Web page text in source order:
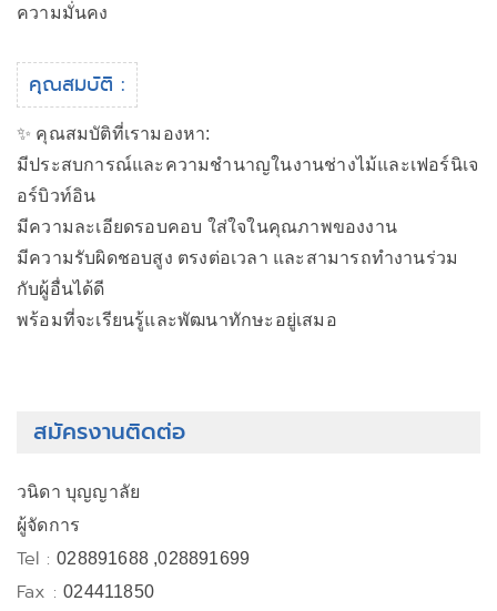
ความมั่นคง
คุณสมบัติ :
✨ คุณสมบัติที่เรามองหา:
มีประสบการณ์และความชำนาญในงานช่างไม้และเฟอร์นิเจ
อร์บิวท์อิน
มีความละเอียดรอบคอบ ใส่ใจในคุณภาพของงาน
มีความรับผิดชอบสูง ตรงต่อเวลา และสามารถทำงานร่วม
กับผู้อื่นได้ดี
พร้อมที่จะเรียนรู้และพัฒนาทักษะอยู่เสมอ
สมัครงานติดต่อ
วนิดา บุญญาลัย
ผู้จัดการ
Tel :028891688 ,028891699
Fax :024411850